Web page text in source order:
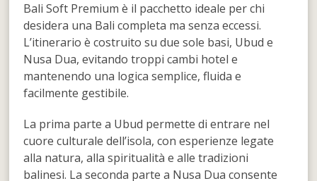
Bali Soft Premium è il pacchetto ideale per chi
desidera una Bali completa ma senza eccessi.
L’itinerario è costruito su due sole basi, Ubud e
Nusa Dua, evitando troppi cambi hotel e
mantenendo una logica semplice, fluida e
facilmente gestibile.
La prima parte a Ubud permette di entrare nel
cuore culturale dell’isola, con esperienze legate
alla natura, alla spiritualità e alle tradizioni
balinesi. La seconda parte a Nusa Dua consente